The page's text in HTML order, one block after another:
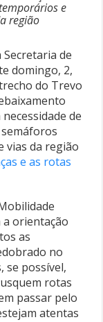
e
região
de
domingo, 2,
do Trevo
de
vias da região
e as rotas
a orientação
as
no
se possível,
rotas
passar pelo
atentas